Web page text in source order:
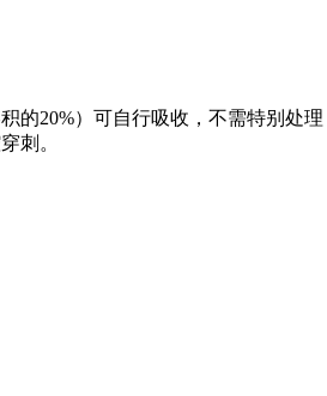
的20%）可自行吸收，不需特别处
刺。